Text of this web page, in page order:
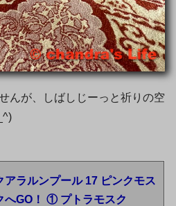
んが、しばしじーっと祈りの空
アラルンプール 17 ピンクモス
へGO！ ① プトラモスク